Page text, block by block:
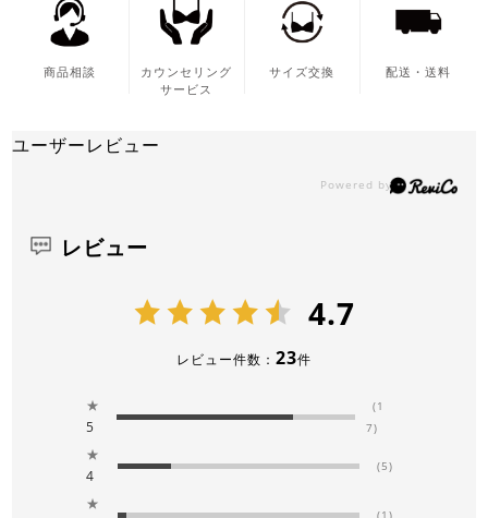
商品相談
カウンセリング
サービス
サイズ交換 配送・送料
ユーザーレビュー
レビュー
4.7
レビュー件数： 23件
★
5
(1
7)
★
4
(5)
★